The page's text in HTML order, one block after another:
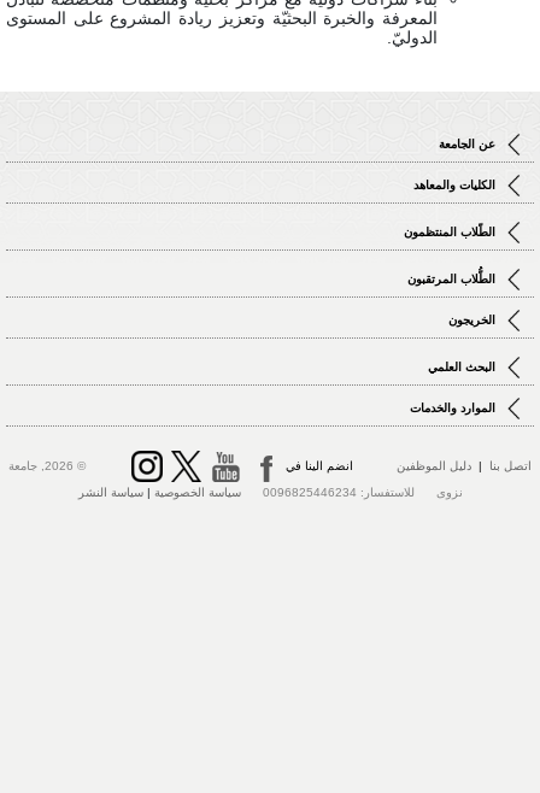
المعرفة والخبرة البحثيّة وتعزيز ريادة المشروع على المستوى
الدوليّ.
عن الجامعة
الكليات والمعاهد
الطّلاب المنتظمون
الطُّلاب المرتقبون
الخريجون
البحث العلمي
الموارد والخدمات
بنا | دليل الموظفين انضم الينا في
© 2026, جامعة
نزوى للاستفسار: 0096825446234
سياسة الخصوصية|سياسة النشر